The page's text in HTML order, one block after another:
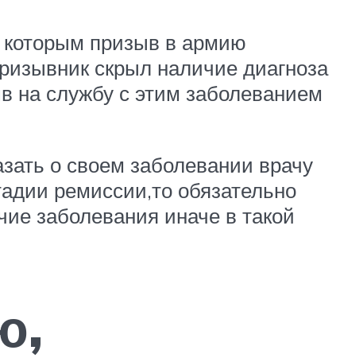
которым призыв в армию
скрыл наличие диагноза
на службу с этим заболеванием
о своем заболевании врачу
ремиссии,то обязательно
заболевания иначе в такой